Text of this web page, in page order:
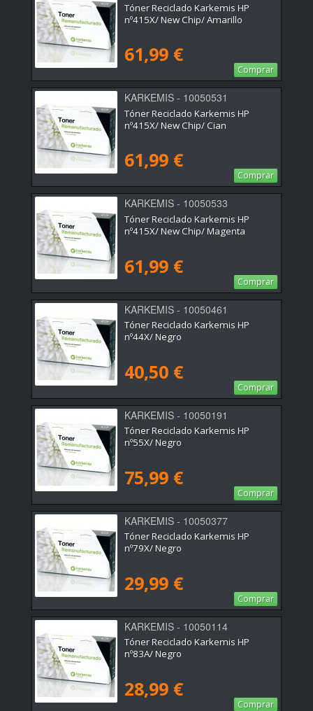
Tóner Reciclado Karkemis HP
nº415X/ New Chip/ Amarillo
61,99 €
Comprar
KARKEMIS - 10050531
Tóner Reciclado Karkemis HP
nº415X/ New Chip/ Cian
61,99 €
Comprar
KARKEMIS - 10050533
Tóner Reciclado Karkemis HP
nº415X/ New Chip/ Magenta
61,99 €
Comprar
KARKEMIS - 10050461
Tóner Reciclado Karkemis HP
nº44X/ Negro
40,50 €
Comprar
KARKEMIS - 10050191
Tóner Reciclado Karkemis HP
nº55X/ Negro
75,99 €
Comprar
KARKEMIS - 10050377
Tóner Reciclado Karkemis HP
nº79X/ Negro
29,99 €
Comprar
KARKEMIS - 10050114
Tóner Reciclado Karkemis HP
nº83A/ Negro
28,99 €
Comprar